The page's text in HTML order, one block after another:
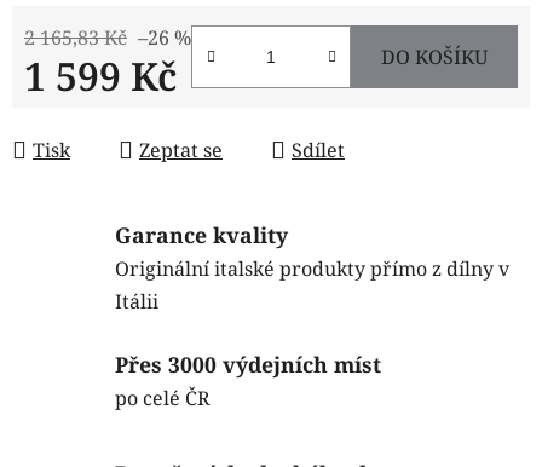
2 165,83 Kč –26 %
1 599 Kč DO KOŠÍKU
Tisk Zeptat se Sdílet
Garance kvality
Originální italské produkty přímo z dílny v
Itálii
Přes 3000 výdejních míst
po celé ČR